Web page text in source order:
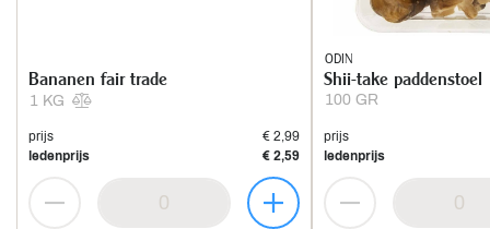
1 KG
Bananen fair trade
prijs
€ 2,99
ledenprijs
€ 2,59
ODIN
100 GR
Shii-take paddenstoel
prijs
ledenprijs